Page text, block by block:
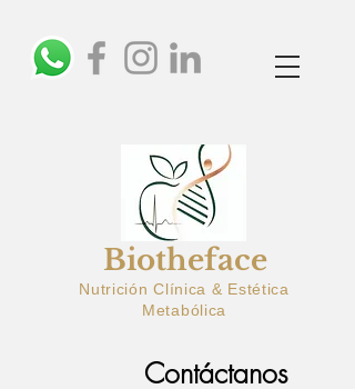
Biotheface
Nutrición Clínica & Estética
Metabólica
Contáctanos